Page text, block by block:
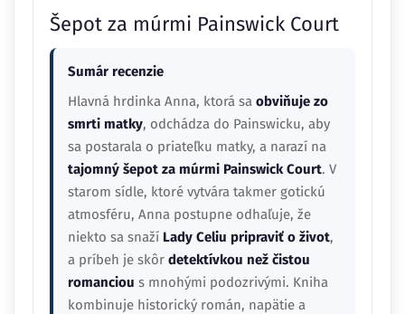
Šepot za múrmi Painswick Court
Sumár recenzie
Hlavná hrdinka Anna, ktorá sa obviňuje zo
smrti matky, odchádza do Painswicku, aby
sa postarala o priateľku matky, a narazí na
tajomný šepot za múrmi Painswick Court. V
starom sídle, ktoré vytvára takmer gotickú
atmosféru, Anna postupne odhaľuje, že
niekto sa snaží Lady Celiu pripraviť o život,
a príbeh je skôr detektívkou než čistou
romanciou s mnohými podozrivými. Kniha
kombinuje historický román, napätie a